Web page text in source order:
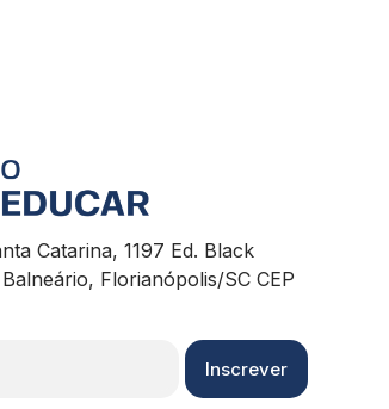
Catarina, 1197 Ed. Black
Florianópolis/SC CEP
Inscrever